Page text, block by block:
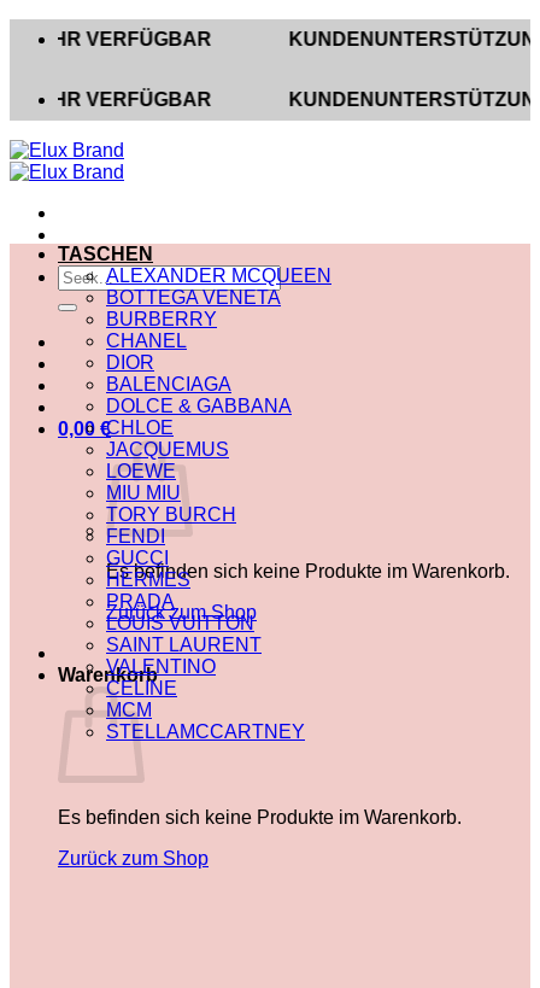
Inhalt
VERFÜGBAR KUNDENUNTERSTÜTZUNG AUF
VERFÜGBAR KUNDENUNTERSTÜTZUNG AUF
Suche
nach:
0,00 €
Es befinden sich keine Produkte im Warenkorb.
Zurück zum Shop
Warenkorb
Es befinden sich keine Produkte im Warenkorb.
Zurück zum Shop
TASCHEN
ALEXANDER MCQUEEN
BOTTEGA VENETA
BURBERRY
CHANEL
DIOR
BALENCIAGA
DOLCE & GABBANA
CHLOE
JACQUEMUS
LOEWE
MIU MIU
TORY BURCH
FENDI
GUCCI
HERMES
PRADA
LOUIS VUITTON
SAINT LAURENT
VALENTINO
CELINE
MCM
STELLAMCCARTNEY